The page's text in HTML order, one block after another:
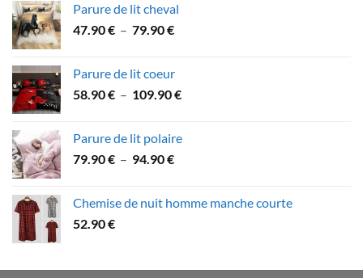
49.90 €
à
Parure de lit cheval
47.90€ – 79.90€Plage
à
Parure de lit coeur
58.90€ – 109.90€Plage
58.90 €
Parure de lit polaire
79.90€ – 94.90€Plage
79.90 €
Chemise de nuit homme manche courte
52.90€